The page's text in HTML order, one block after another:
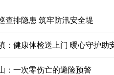
查排隐患 筑牢防汛安全堤
：健康体检送上门 暖心守护助
：一次零伤亡的避险预警